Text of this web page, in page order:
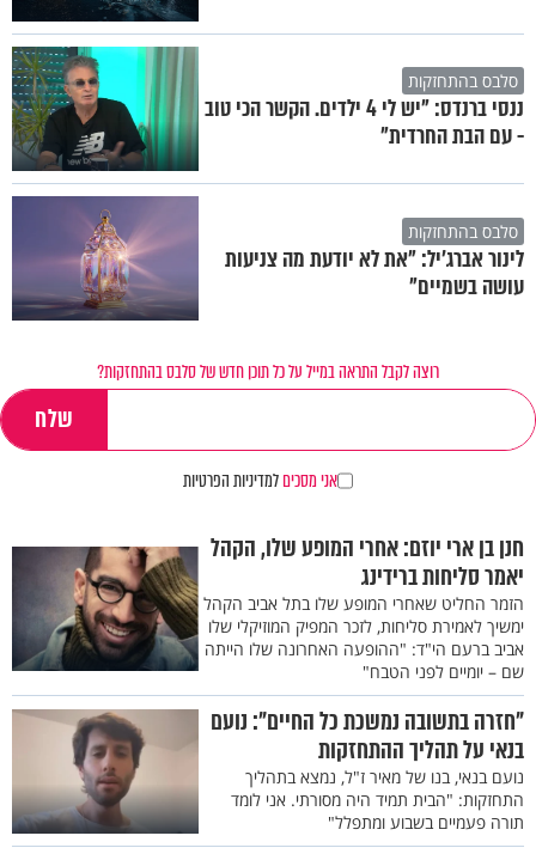
סלבס בהתחזקות
ננסי ברנדס: "יש לי 4 ילדים. הקשר הכי טוב
- עם הבת החרדית"
סלבס בהתחזקות
לינור אברג'יל: "את לא יודעת מה צניעות
עושה בשמיים"
רוצה לקבל התראה במייל על כל תוכן חדש של סלבס בהתחזקות?
אני מסכיםלמדיניות הפרטיות
חנן בן ארי יוזם: אחרי המופע שלו, הקהל
יאמר סליחות ברידינג
הזמר החליט שאחרי המופע שלו בתל אביב הקהל
ימשיך לאמירת סליחות, לזכר המפיק המוזיקלי שלו
אביב ברעם הי"ד: "ההופעה האחרונה שלו הייתה
שם – יומיים לפני הטבח"
"חזרה בתשובה נמשכת כל החיים": נועם
בנאי על תהליך ההתחזקות
נועם בנאי, בנו של מאיר ז"ל, נמצא בתהליך
התחזקות: "הבית תמיד היה מסורתי. אני לומד
תורה פעמיים בשבוע ומתפלל"